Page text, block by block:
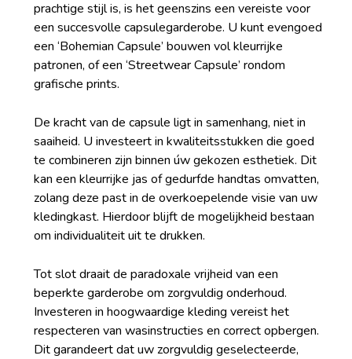
prachtige stijl is, is het geenszins een vereiste voor
een succesvolle capsulegarderobe. U kunt evengoed
een ‘Bohemian Capsule’ bouwen vol kleurrijke
patronen, of een ‘Streetwear Capsule’ rondom
grafische prints.
De kracht van de capsule ligt in samenhang, niet in
saaiheid. U investeert in kwaliteitsstukken die goed
te combineren zijn binnen úw gekozen esthetiek. Dit
kan een kleurrijke jas of gedurfde handtas omvatten,
zolang deze past in de overkoepelende visie van uw
kledingkast. Hierdoor blijft de mogelijkheid bestaan
om individualiteit uit te drukken.
Tot slot draait de paradoxale vrijheid van een
beperkte garderobe om zorgvuldig onderhoud.
Investeren in hoogwaardige kleding vereist het
respecteren van wasinstructies en correct opbergen.
Dit garandeert dat uw zorgvuldig geselecteerde,